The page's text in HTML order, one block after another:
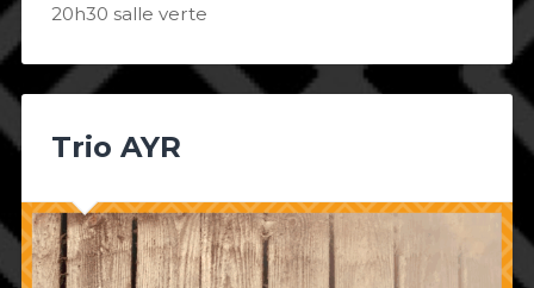
20h30 salle verte
Trio AYR